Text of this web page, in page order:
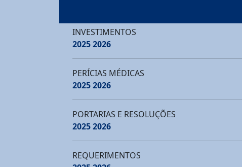
INVESTIMENTOS
20252026
PERÍCIAS MÉDICAS
20252026
PORTARIAS E RESOLUÇÕES
20252026
REQUERIMENTOS